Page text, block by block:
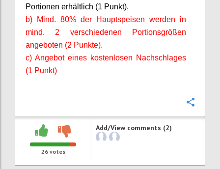
Portionen erhältlich (1 Punkt).
b) Mind. 80% der Hauptspeisen werden in
mind. 2 verschiedenen Portionsgrößen
angeboten (2 Punkte).
c) Angebot eines kostenlosen Nachschlages
(1 Punkt)
26votes
Add/View comments (2)